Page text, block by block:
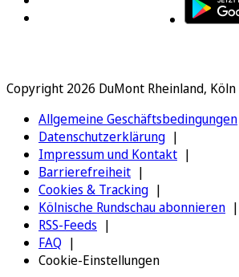
Copyright 2026 DuMont Rheinland, Köln
Allgemeine Geschäftsbedingungen
Datenschutzerklärung
Impressum und Kontakt
Barrierefreiheit
Cookies & Tracking
Kölnische Rundschau abonnieren
RSS-Feeds
FAQ
Cookie-Einstellungen